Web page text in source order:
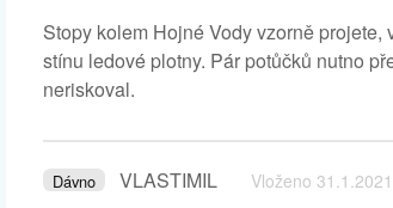
Stopy kolem Hojné Vody vzorně
stínu ledové plotny. Pár potůčků nutno
neriskoval.
Dávno VLASTIMIL Vloženo